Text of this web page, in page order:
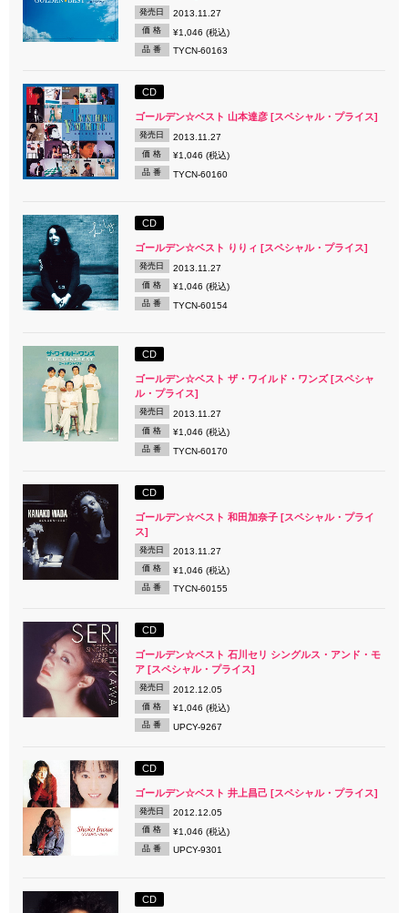
発売日 2013.11.27
価 格 ¥1,046 (税込)
品 番 TYCN-60163
CD
ゴールデン☆ベスト 山本達彦 [スペシャル・プライス]
発売日 2013.11.27
価 格 ¥1,046 (税込)
品 番 TYCN-60160
CD
ゴールデン☆ベスト りりィ [スペシャル・プライス]
発売日 2013.11.27
価 格 ¥1,046 (税込)
品 番 TYCN-60154
CD
ゴールデン☆ベスト ザ・ワイルド・ワンズ [スペシャ
ル・プライス]
発売日 2013.11.27
価 格 ¥1,046 (税込)
品 番 TYCN-60170
CD
ゴールデン☆ベスト 和田加奈子 [スペシャル・プライ
ス]
発売日 2013.11.27
価 格 ¥1,046 (税込)
品 番 TYCN-60155
CD
ゴールデン☆ベスト 石川セリ シングルス・アンド・モ
ア [スペシャル・プライス]
発売日 2012.12.05
価 格 ¥1,046 (税込)
品 番 UPCY-9267
CD
ゴールデン☆ベスト 井上昌己 [スペシャル・プライス]
発売日 2012.12.05
価 格 ¥1,046 (税込)
品 番 UPCY-9301
CD